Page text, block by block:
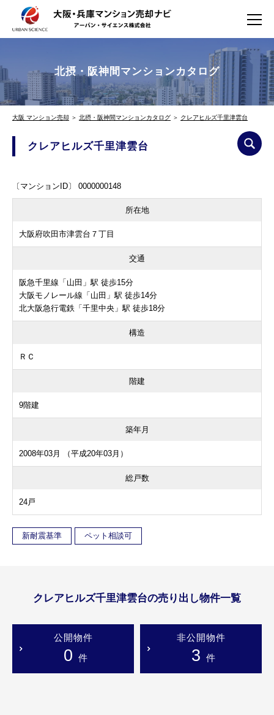
北摂・阪神間マンションカタログ
大阪 マンション売却 ＞ 北摂・阪神間マンションカタログ ＞ クレアヒルズ千里津雲台
クレアヒルズ千里津雲台
〔マンションID〕 0000000148
所在地
大阪府吹田市津雲台７丁目
交通
阪急千里線「山田」駅 徒歩15分
大阪モノレール線「山田」駅 徒歩14分
北大阪急行電鉄「千里中央」駅 徒歩18分
構造
ＲＣ
階建
9階建
築年月
2008年03月 （平成20年03月）
総戸数
24戸
新耐震基準 ペット相談可
クレアヒルズ千里津雲台の売り出し物件一覧
公開物件
0 件
非公開物件
3 件